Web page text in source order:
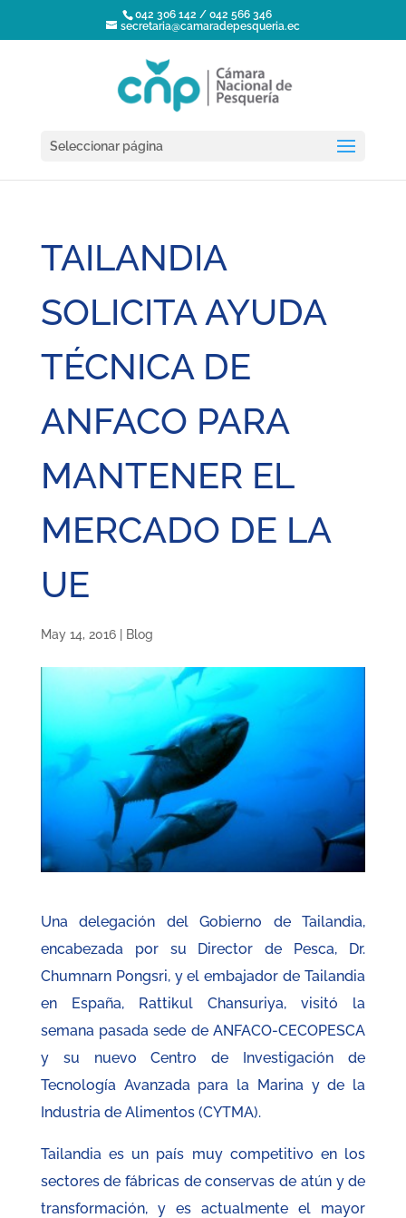
042 306 142 / 042 566 346
secretaria@camaradepesqueria.ec
Seleccionar página
TAILANDIA
SOLICITA AYUDA
TÉCNICA DE
ANFACO PARA
MANTENER EL
MERCADO DE LA
UE
May 14, 2016| Blog
Una delegación del Gobierno de Tailandia,
encabezada por su Director de Pesca, Dr.
Chumnarn Pongsri, y el embajador de Tailandia
en España, Rattikul Chansuriya, visitó la
semana pasada sede de ANFACO-CECOPESCA
y su nuevo Centro de Investigación de
Tecnología Avanzada para la Marina y de la
Industria de Alimentos (CYTMA).
Tailandia es un país muy competitivo en los
sectores de fábricas de conservas de atún y de
transformación, y es actualmente el mayor